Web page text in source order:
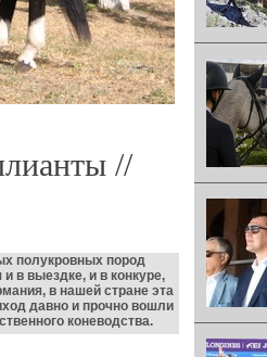
//
полукровных пород
в выездке, и в конкуре,
в нашей стране эта
давно и прочно вошли
коневодства.